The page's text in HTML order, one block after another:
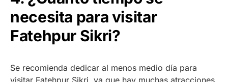
necesita para visitar
Fatehpur Sikri?
Se recomienda dedicar al menos medio día para
visitar Fatehpur Sikri, ya que hay muchas atracciones